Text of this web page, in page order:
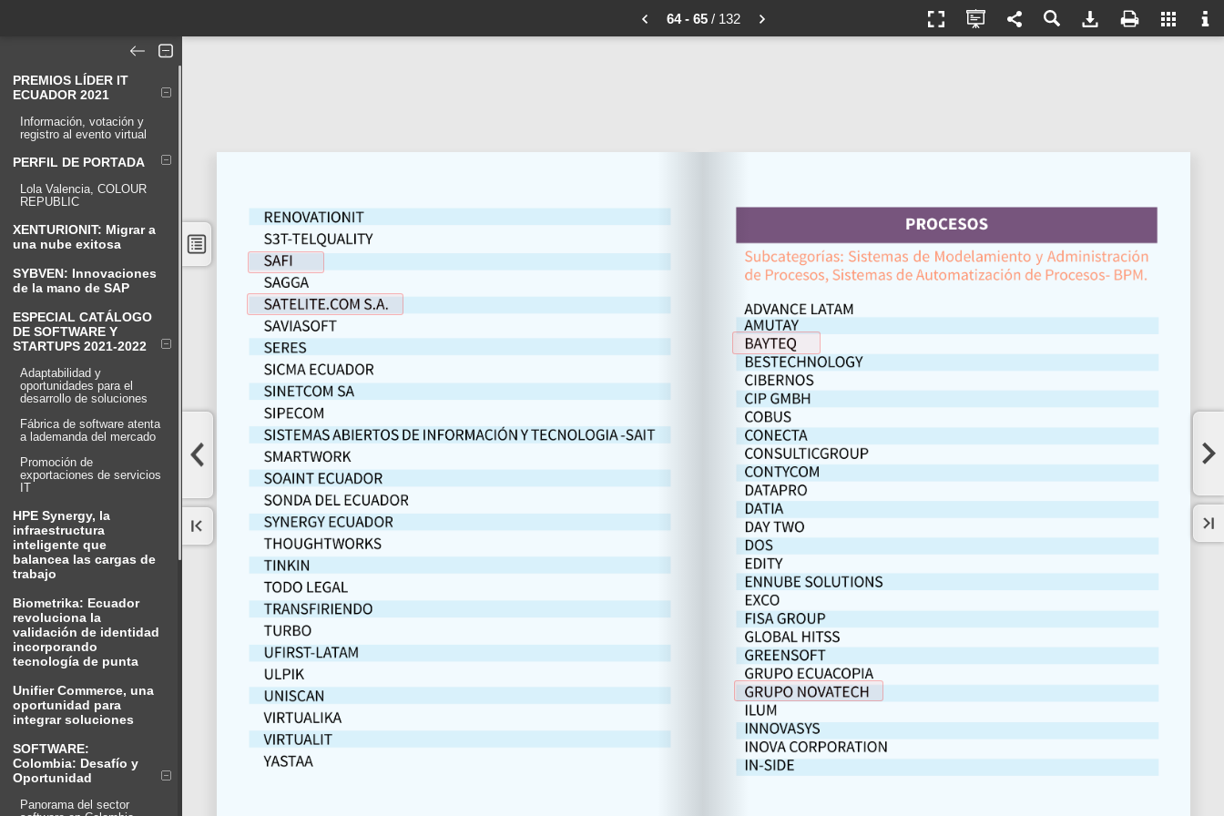
64 - 65/ 132
PREMIOS LÍDER IT
ECUADOR 2021
Información, votación y
registro al evento virtual
PERFIL DE PORTADA
Lola Valencia, COLOUR
REPUBLIC
XENTURIONIT: Migrar a
una nube exitosa
SYBVEN: Innovaciones
de la mano de SAP
ESPECIAL CATÁLOGO
DE SOFTWARE Y
STARTUPS 2021-2022
Adaptabilidad y
oportunidades para el
desarrollo de soluciones
Fábrica de software atenta
a lademanda del mercado
Promoción de
exportaciones de servicios
IT
HPE Synergy, la
infraestructura
inteligente que
balancea las cargas de
trabajo
Biometrika: Ecuador
revoluciona la
validación de identidad
incorporando
tecnología de punta
Unifier Commerce, una
oportunidad para
integrar soluciones
SOFTWARE:
Colombia: Desafío y
Oportunidad
Panorama del sector